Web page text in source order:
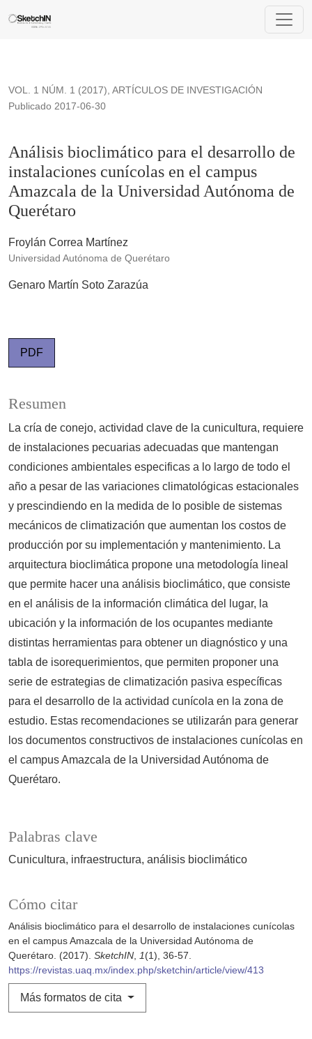
Análisis bioclimático para el desarrollo de instalaciones
VOL. 1 NÚM. 1 (2017), ARTÍCULOS DE INVESTIGACIÓN
Análisis bioclimático para el desarrollo de
instalaciones cunícolas en el campus
Amazcala de la Universidad Autónoma de
Querétaro
Publicado 2017-06-30
Froylán Correa Martínez
Universidad Autónoma de Querétaro
Genaro Martín Soto Zarazúa
PDF
Palabras clave
Cunicultura infraestructura análisis bioclimático
Cómo citar
Análisis bioclimático para el desarrollo de instalaciones cunícolas
en el campus Amazcala de la Universidad Autónoma de
Querétaro. (2017). SketchIN, 1(1), 36-57.
https://revistas.uaq.mx/index.php/sketchin/article/view/413
Más formatos de cita
Resumen
La cría de conejo, actividad clave de la cunicultura, requiere
de instalaciones pecuarias adecuadas que mantengan
condiciones ambientales especificas a lo largo de todo el
año a pesar de las variaciones climatológicas estacionales
y prescindiendo en la medida de lo posible de sistemas
mecánicos de climatización que aumentan los costos de
producción por su implementación y mantenimiento. La
arquitectura bioclimática propone una metodología lineal
que permite hacer una análisis bioclimático, que consiste
en el análisis de la información climática del lugar, la
ubicación y la información de los ocupantes mediante
distintas herramientas para obtener un diagnóstico y una
tabla de isorequerimientos, que permiten proponer una
serie de estrategias de climatización pasiva específicas
para el desarrollo de la actividad cunícola en la zona de
estudio. Estas recomendaciones se utilizarán para generar
los documentos constructivos de instalaciones cunícolas en
el campus Amazcala de la Universidad Autónoma de
Querétaro.